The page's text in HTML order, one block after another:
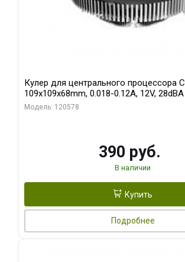
Кулер для центрального процессора
109x109x68mm, 0.018-0.12A, 12V,
+/-10%
Модель: 120578
390 руб.
В наличии
Купить
Подробнее